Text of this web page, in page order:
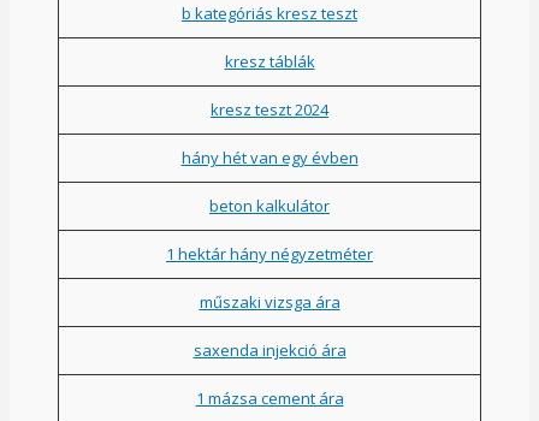
b kategóriás kresz teszt
kresz táblák
kresz teszt 2024
hány hét van egy évben
beton kalkulátor
1 hektár hány négyzetméter
műszaki vizsga ára
saxenda injekció ára
1 mázsa cement ára